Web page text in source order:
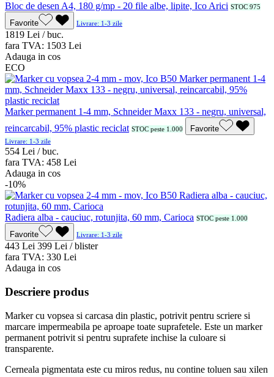
Bloc de desen A4, 180 g/mp - 20 file albe, lipite, Ico Arici STOC 975
Favorite Livrare: 1-3 zile
1819 Lei / buc.
fara TVA: 1503 Lei
Adauga in cos
ECO
Marker permanent 1-4 mm, Schneider Maxx 133 - negru, universal,
reincarcabil, 95% plastic reciclat STOC peste 1.000 Favorite
Livrare: 1-3 zile
554 Lei / buc.
fara TVA: 458 Lei
Adauga in cos
-10%
Radiera alba - cauciuc, rotunjita, 60 mm, Carioca STOC peste 1.000
Favorite Livrare: 1-3 zile
443 Lei 399 Lei / blister
fara TVA: 330 Lei
Adauga in cos
Descriere produs
Marker cu vopsea si carcasa din plastic, potrivit pentru scriere si
marcare impermeabila pe aproape toate suprafetele. Este un marker
permanent potrivit si pentru suprafete inchise la culoare si
transparente.
Cerneala pigmentata este cu miros redus, nu contine toluen sau xilen